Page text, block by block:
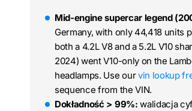
Mid-engine supercar legend
Germany, with only 44,418 units
both a 4.2L V8 and a 5.2L V10
2024) went V10-only on the
headlamps. Use ourvin lookup
sequence from the VIN.
Dokładność > 99%: walidacja